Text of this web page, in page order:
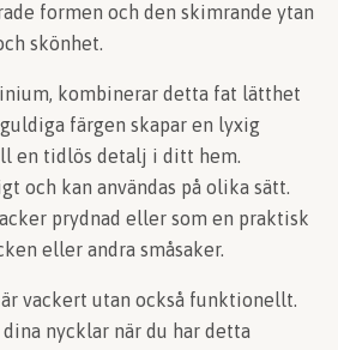
formen och den skimrande ytan
skönhet.
kombinerar detta fat lätthet
färgen skapar en lyxig
en tidlös detalj i ditt hem.
och kan användas på olika sätt.
prydnad eller som en praktisk
eller andra småsaker.
vackert utan också funktionellt.
nycklar när du har detta